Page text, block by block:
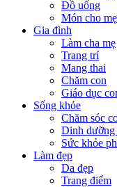
Đồ uống
Món cho
Gia đình
Làm cha mẹ
Trang trí
Mang thai
Chăm con
Giáo dục
Sống khỏe
Chăm sóc
Dinh
Sức khỏe
Làm đẹp
Da đẹp
Trang điểm